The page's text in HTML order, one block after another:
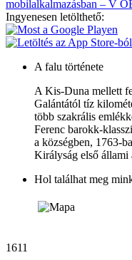
mobilalkalmazásban – V
Ingyenesen letölthető:
A falu története
A Kis-Duna mellett
Galántától tíz
több szakrális
Ferenc barokk-
a községben, 1763-
Királyság első állami
Hol találhat meg
1611